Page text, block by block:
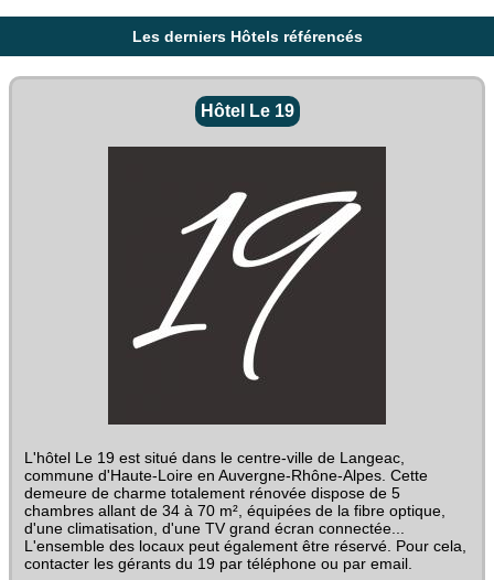
Les derniers Hôtels référencés
Hôtel Le 19
L'hôtel Le 19 est situé dans le centre-ville de Langeac,
commune d'Haute-Loire en Auvergne-Rhône-Alpes. Cette
demeure de charme totalement rénovée dispose de 5
chambres allant de 34 à 70 m², équipées de la fibre optique,
d'une climatisation, d'une TV grand écran connectée...
L'ensemble des locaux peut également être réservé. Pour cela,
contacter les gérants du 19 par téléphone ou par email.